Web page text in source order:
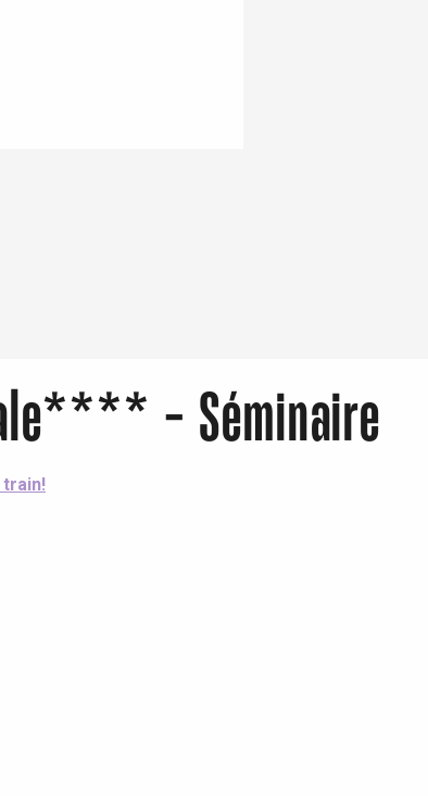
- Séminaire
train!